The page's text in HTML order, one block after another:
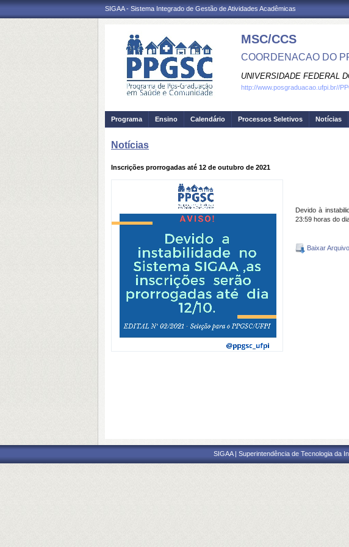
SIGAA - Sistema Integrado de Gestão de Atividades Acadêmicas
MSC/CCS
COORDENACAO DO
UNIVERSIDADE FEDERAL
http://www.posgraduacao.ufpi.br//
Programa Ensino Calendário Processos Seletivos Notícias
Notícias
Inscrições prorrogadas até 12 de outubro de 2021
Devido à
23:59 horas do
Baixar Arquivo
SIGAA | Superintendência de Tecnologia da